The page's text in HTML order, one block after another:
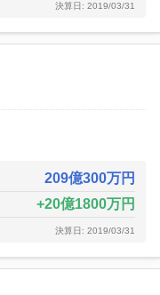
決算日: 2019/03/31
209億300万円
20億1800万円
決算日: 2019/03/31